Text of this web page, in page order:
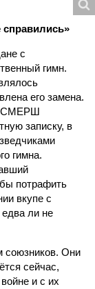
справились»
с
гимн.
его замена.
СМЕРШ
записку, в
гимна.
потрафить
вкупе с
ли не
союзников. Они
сейчас,
и с их